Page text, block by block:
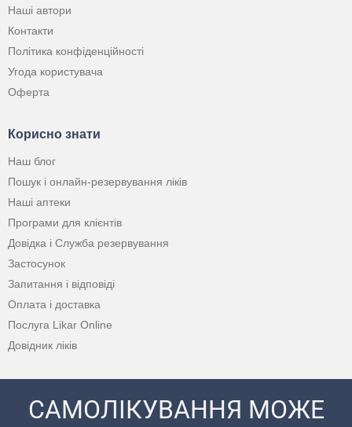
Наші автори
Контакти
Політика конфіденційності
Угода користувача
Оферта
Корисно знати
Наш блог
Пошук і онлайн-резервування ліків
Наші аптеки
Програми для клієнтів
Довідка і Служба резервування
Застосунок
Запитання і відповіді
Оплата і доставка
Послуга Likar Online
Довідник ліків
САМОЛІКУВАННЯ МОЖЕ